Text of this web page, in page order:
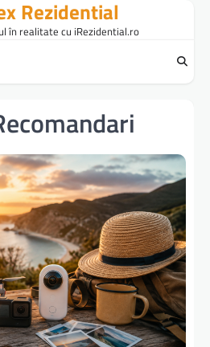
Rezidential
în realitate cu iRezidential.ro